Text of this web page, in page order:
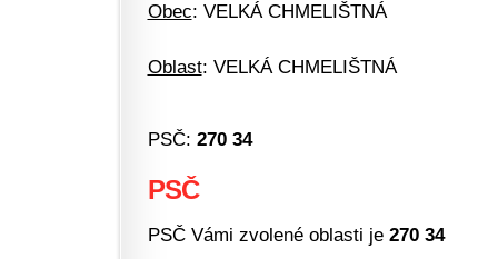
Obec: VELKÁ CHMELIŠTNÁ
Oblast: VELKÁ CHMELIŠTNÁ
PSČ: 270 34
PSČ
PSČ Vámi zvolené oblasti je 270 34